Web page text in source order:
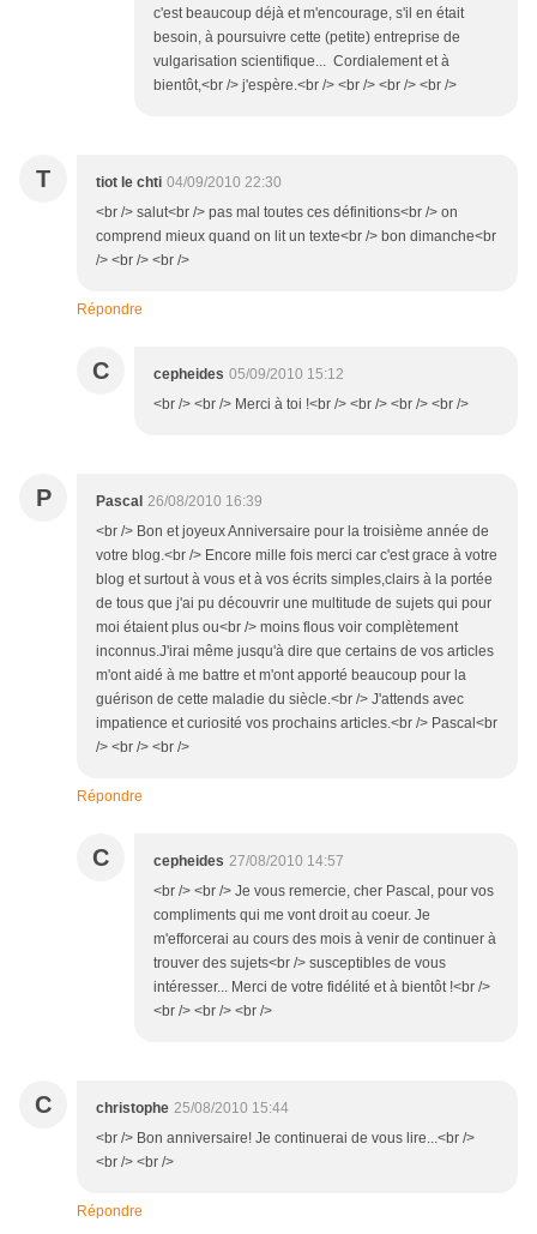
c'est beaucoup déjà et m'encourage, s'il en était
besoin, à poursuivre cette (petite) entreprise de
vulgarisation scientifique... Cordialement et à
bientôt,<br /> j'espère.<br /> <br /> <br /> <br />
T tiot le chti 04/09/2010 22:30
<br /> salut<br /> pas mal toutes ces définitions<br /> on
comprend mieux quand on lit un texte<br /> bon dimanche<br
/> <br /> <br />
Répondre
C cepheides 05/09/2010 15:12
<br /> <br /> Merci à toi !<br /> <br /> <br /> <br />
P Pascal 26/08/2010 16:39
<br /> Bon et joyeux Anniversaire pour la troisième année de
votre blog.<br /> Encore mille fois merci car c'est grace à votre
blog et surtout à vous et à vos écrits simples,clairs à la portée
de tous que j'ai pu découvrir une multitude de sujets qui pour
moi étaient plus ou<br /> moins flous voir complètement
inconnus.J'irai même jusqu'à dire que certains de vos articles
m'ont aidé à me battre et m'ont apporté beaucoup pour la
guérison de cette maladie du siècle.<br /> J'attends avec
impatience et curiosité vos prochains articles.<br /> Pascal<br
/> <br /> <br />
Répondre
C cepheides 27/08/2010 14:57
<br /> <br /> Je vous remercie, cher Pascal, pour vos
compliments qui me vont droit au coeur. Je
m'efforcerai au cours des mois à venir de continuer à
trouver des sujets<br /> susceptibles de vous
intéresser... Merci de votre fidélité et à bientôt !<br />
<br /> <br /> <br />
C christophe 25/08/2010 15:44
<br /> Bon anniversaire! Je continuerai de vous lire...<br />
<br /> <br />
Répondre